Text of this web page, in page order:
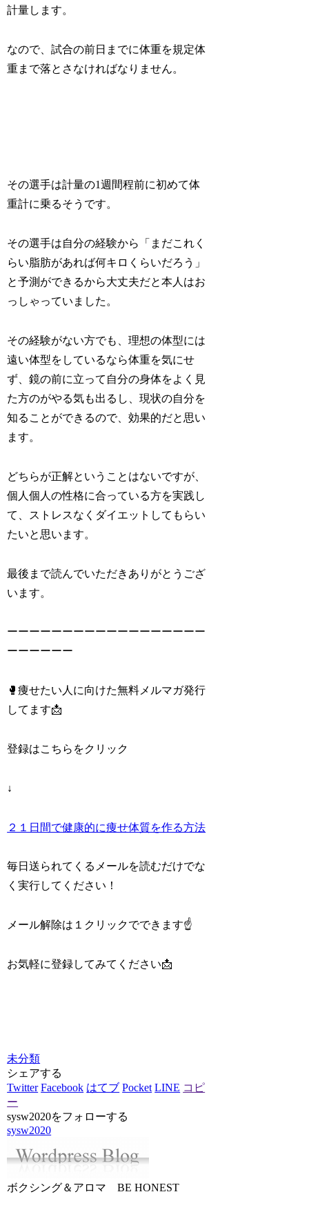
計量します。
なので、試合の前日までに体重を規定体
重まで落とさなければなりません。
その選手は計量の1週間程前に初めて体
重計に乗るそうです。
その選手は自分の経験から「まだこれく
らい脂肪があれば何キロくらいだろう」
と予測ができるから大丈夫だと本人はお
っしゃっていました。
その経験がない方でも、理想の体型には
遠い体型をしているなら体重を気にせ
ず、鏡の前に立って自分の身体をよく見
た方のがやる気も出るし、現状の自分を
知ることができるので、効果的だと思い
ます。
どちらが正解ということはないですが、
個人個人の性格に合っている方を実践し
て、ストレスなくダイエットしてもらい
たいと思います。
最後まで読んでいただきありがとうござ
います。
ーーーーーーーーーーーーーーーーーー
ーーーーーー
🥊痩せたい人に向けた無料メルマガ発行
してます📩
登録はこちらをクリック
↓
２１日間で健康的に痩せ体質を作る方法
毎日送られてくるメールを読むだけでな
く実行してください！
メール解除は１クリックでできます☝️
お気軽に登録してみてください📩
未分類
シェアする
Twitter Facebook はてブ Pocket LINE コピ
ー
sysw2020をフォローする
sysw2020
ボクシング＆アロマ BE HONEST